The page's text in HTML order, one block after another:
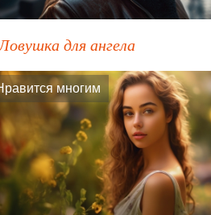
для ангела
многим